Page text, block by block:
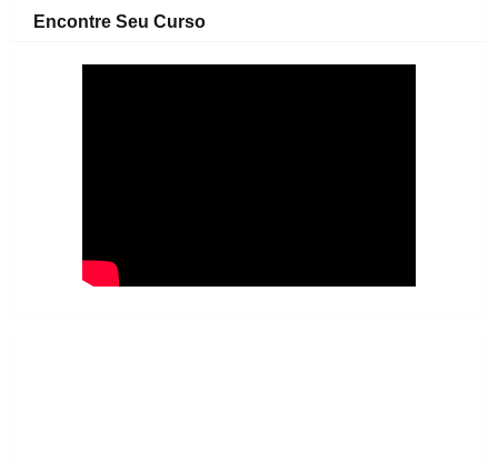
Encontre Seu Curso